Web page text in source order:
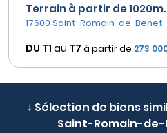
Terrain à partir de
17600 Saint-Romain-de-Benet
DU T1 au T7 à partir de 273
↓ Sélection de biens
Saint-Romain-de-